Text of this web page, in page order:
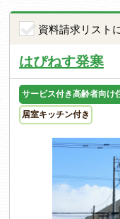
資料請求リスト
はぴねす発寒
サービス付き高齢者向け
居室キッチン付き